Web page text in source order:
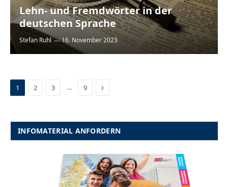
Lehn- und Fremdwörter in der
deutschen Sprache
Stefan Ruhl 16. November 2023
1 2 3 … 9 Next
INFOMATERIAL ANFORDERN